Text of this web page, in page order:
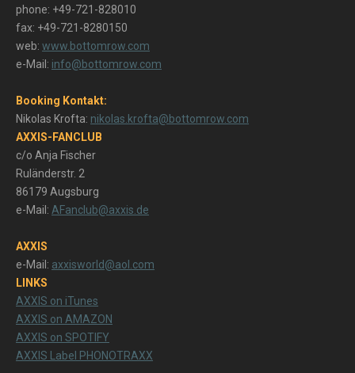
phone: +49-721-828010
fax: +49-721-8280150
web: www.bottomrow.com
e-Mail: info@bottomrow.com
Booking Kontakt:
Nikolas Krofta: nikolas.krofta@bottomrow.com
AXXIS-FANCLUB
c/o Anja Fischer
Ruländerstr. 2
86179 Augsburg
e-Mail: AFanclub@axxis.de
AXXIS
e-Mail: axxisworld@aol.com
LINKS
AXXIS on iTunes
AXXIS on AMAZON
AXXIS on SPOTIFY
AXXIS Label PHONOTRAXX